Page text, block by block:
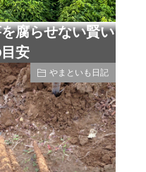
腐らせない賢い
安
やまといも日記